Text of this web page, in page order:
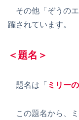
その他「ぞうの
躍されています。
＜題名＞
題名は「 ミリー
この題名から、